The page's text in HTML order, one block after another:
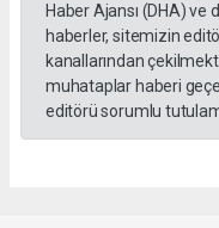
Haber Ajansı (DHA)
haberler, sitemizin
kanallarından
muhataplar haberi
editörü sorumlu